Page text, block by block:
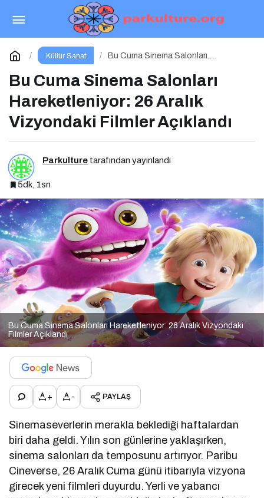
Kültür Sanat
Bu Cuma Sinema Salonları
Filmler Açıklandı
Bu Cuma Sinema Salonları
Hareketleniyor: 26 Aralık
Vizyondaki Filmler Açıklandı
Parkulture tarafından yayınlandı
5dk, 1sn
Bu Cuma Sinema Salonları Hareketleniyor: 26 Aralık Vizyondaki
Filmler Açıklandı
+ - PAYLAŞ
Sinemaseverlerin merakla beklediği haftalardan
biri daha geldi. Yılın son günlerine yaklaşırken,
sinema salonları da temposunu artırıyor. Paribu
Cineverse, 26 Aralık Cuma günü itibarıyla vizyona
girecek yeni filmleri duyurdu. Yerli ve yabancı
Avatar: Ateş ve Kül Geliyor! İşte 19 Aralık
Vizyon Filmleri
Yorum Yap